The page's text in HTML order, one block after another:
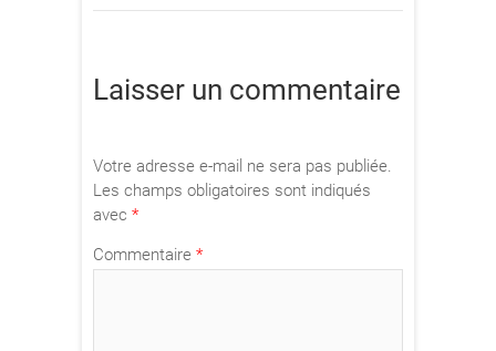
Laisser un commentaire
Votre adresse e-mail ne sera pas publiée.
Les champs obligatoires sont indiqués
avec *
Commentaire *